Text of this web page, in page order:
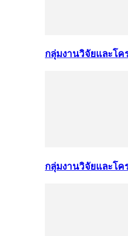
กลุ่มงานวิจัยและโค
กลุ่มงานวิจัยและโ